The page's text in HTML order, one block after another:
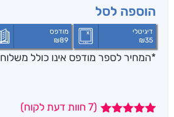
הוספה לסל
דיגיטלי
₪35
מודפס
₪89
*המחיר לספר מודפס אינו כולל משלוח
(
7 חוות דעת לקוח)